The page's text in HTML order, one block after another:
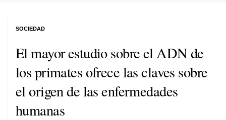
El mayor estudio sobre el ADN de
los primates ofrece las claves sobre
el origen de las enfermedades
humanas
SOCIEDAD